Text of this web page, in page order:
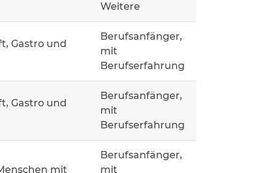
Weitere
Gastro und
Berufsanfänger,
mit
Berufserfahrung
Gastro und
Berufsanfänger,
mit
Berufserfahrung
mit
Berufsanfänger,
mit